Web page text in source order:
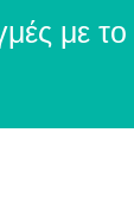
με το